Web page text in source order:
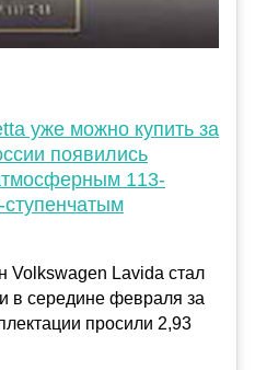
уже можно купить за
появились
113-
Volkswagen Lavida стал
в середине февраля за
просили 2,93